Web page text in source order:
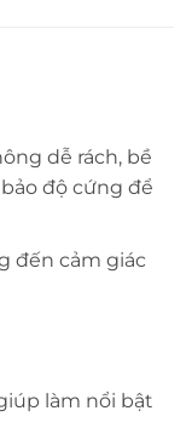
dễ rách, bề
độ cứng để
đến cảm giác
làm nổi bật